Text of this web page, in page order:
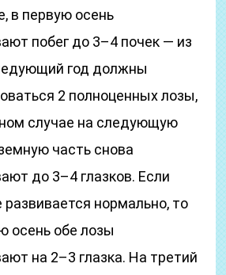
в первую осень
побег до 3–4 почек — из
год должны
2 полноценных лозы,
случае на следующую
часть снова
до 3–4 глазков. Если
развивается нормально, то
осень обе лозы
на 2–3 глазка. На третий